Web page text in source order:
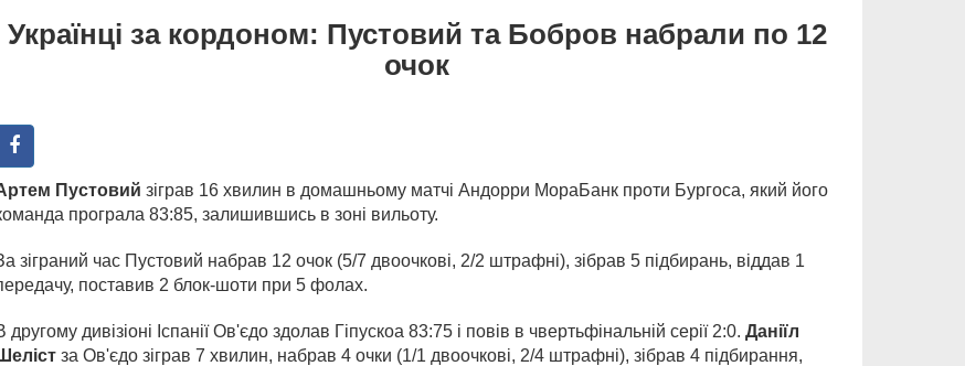
Українці за кордоном: Пустовий та Бобров набрали по 12
очок
Пустовий зіграв 16 хвилин в домашньому матчі Андорри МораБанк проти Бургоса, який його
програла 83:85, залишившись в зоні вильоту.
зіграний час Пустовий набрав 12 очок (5/7 двоочкові, 2/2 штрафні), зібрав 5 підбирань, віддав 1
поставив 2 блок-шоти при 5 фолах.
другому дивізіоні Іспанії Ов'єдо здолав Гіпускоа 83:75 і повів в чвертьфінальній серії 2:0. Даніїл
за Ов'єдо зіграв 7 хвилин, набрав 4 очки (1/1 двоочкові, 2/4 штрафні), зібрав 4 підбирання,